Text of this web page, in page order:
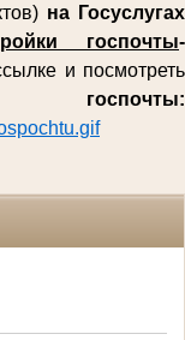
на Госуслугах
госпочты-
и посмотреть
госпочты: